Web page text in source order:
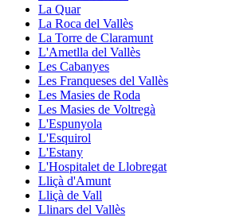
La Quar
La Roca del Vallès
La Torre de Claramunt
L'Ametlla del Vallès
Les Cabanyes
Les Franqueses del Vallès
Les Masies de Roda
Les Masies de Voltregà
L'Espunyola
L'Esquirol
L'Estany
L'Hospitalet de Llobregat
Lliçà d'Amunt
Lliçà de Vall
Llinars del Vallès